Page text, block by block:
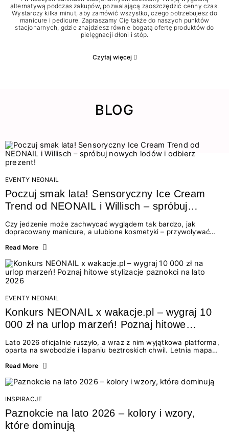
alternatywą podczas zakupów, pozwalającą zaoszczędzić cenny czas.
Wystarczy kilka minut, aby zamówić wszystko, czego potrzebujesz do
manicure i pedicure. Zapraszamy Cię także do naszych punktów
stacjonarnych, gdzie znajdziesz równie bogatą ofertę produktów do
pielęgnacji dłoni i stóp.
Czytaj więcej
BLOG
EVENTY NEONAIL
Poczuj smak lata! Sensoryczny Ice Cream
Trend od NEONAIL i Willisch – spróbuj
nowych lodów i odbierz prezent!
Czy jedzenie może zachwycać wyglądem tak bardzo, jak
dopracowany manicure, a ulubione kosmetyki – przywoływać
świata beauty i oszałamiających deserów to coś więcej niż
zmysłami: przez soczysty kolor, aksamitną teksturę,
orzeźwiający zapach i słodki akcent na podniebieniu. Tego lata
NEONAIL łączy siły z marką Willisch, tworząc unikalny projekt
na styku jedzenia i piękna....
Read More
EVENTY NEONAIL
Konkurs NEONAIL x wakacje.pl – wygraj 10
000 zł na urlop marzeń! Poznaj hitowe
Lato 2026 oficjalnie ruszyło, a wraz z nim wyjątkowa platforma,
oparta na swobodzie i łapaniu beztroskich chwil. Letnia mapa
doświadczenia wakacji – od spontanicznych wyjazdów, przez
Motywem przewodnim jest eksplorowanie i kolekcjonowanie
letnich momentów. Z tej okazji przygotowaliśmy coś absolutnie
wyjątkowego: wielki konkurs z wakacje.pl oraz dawkę
najgorętszych trendów w...
Read More
INSPIRACJE
Paznokcie na lato 2026 – kolory i wzory,
które dominują